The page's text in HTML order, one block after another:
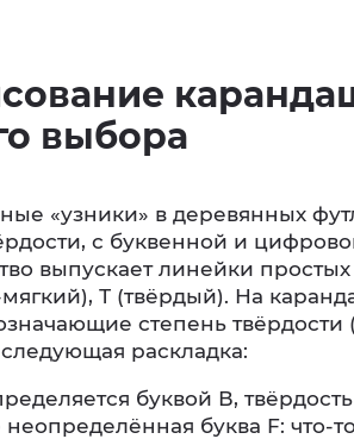
выбора
«узники» в деревянных
с буквенной и
выпускает линейки
Т (твёрдый). На
степень твёрдости
раскладка:
буквой В,
буква F: что-